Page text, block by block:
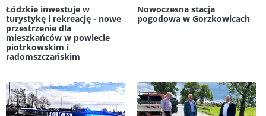
Łódzkie inwestuje w
turystykę i rekreację - nowe
przestrzenie dla
mieszkańców w powiecie
piotrkowskim i
radomszczańskim
Nowoczesna stacja
pogodowa w Gorzkowicach